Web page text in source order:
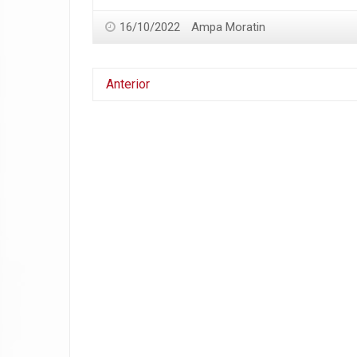
16/10/2022 Ampa Moratin
Anterior